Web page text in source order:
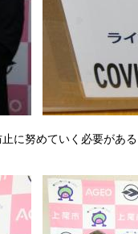
に努めていく必要があ